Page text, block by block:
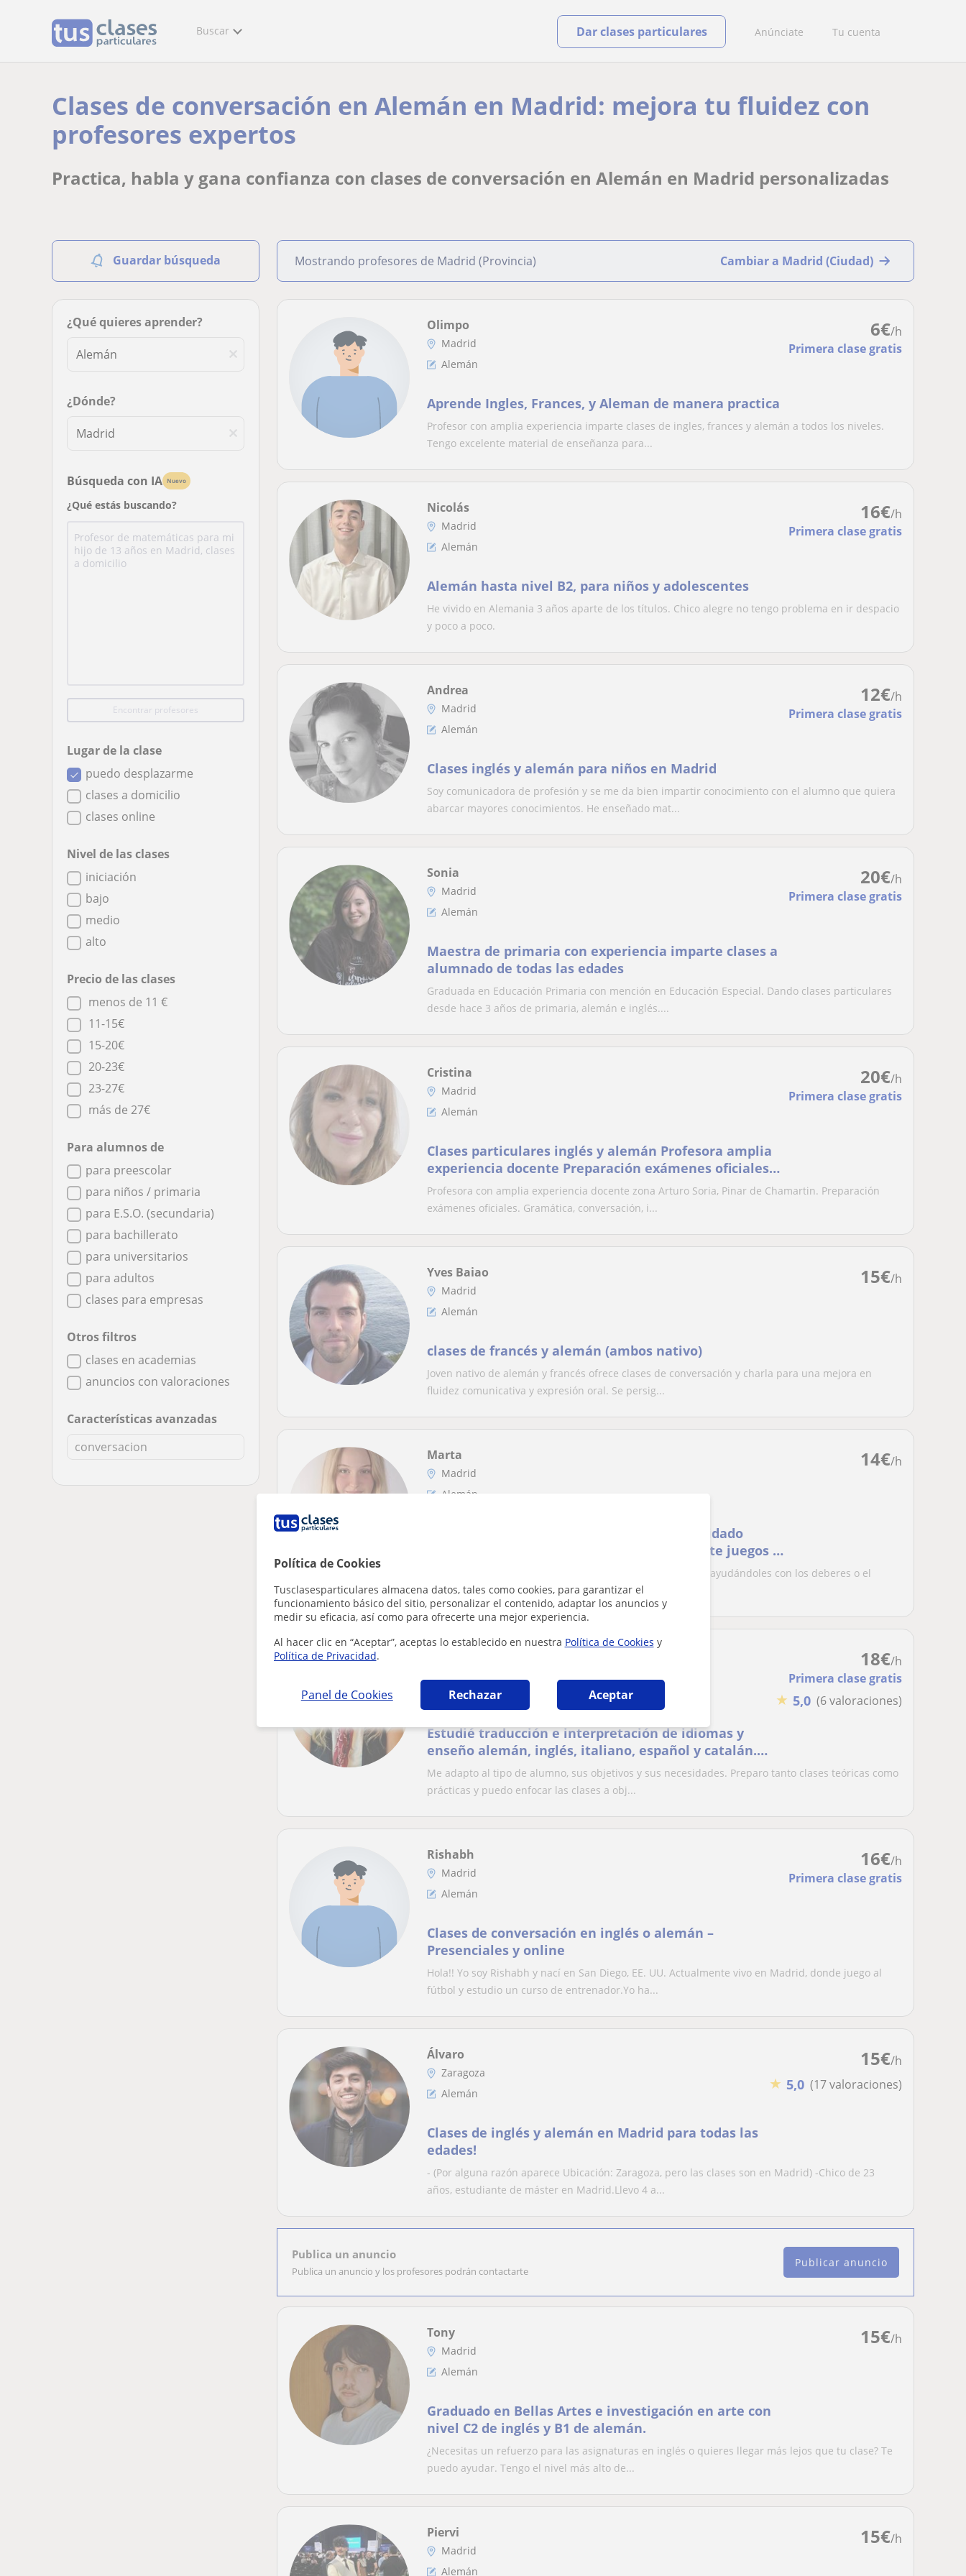
Política de Cookies
Tusclasesparticulares almacena datos, tales como cookies, para garantizar el
funcionamiento básico del sitio, personalizar el contenido, adaptar los anuncios y
medir su eficacia, así como para ofrecerte una mejor experiencia.
Al hacer clic en “Aceptar”, aceptas lo establecido en nuestra Política de Cookies y
Política de Privacidad.
Panel de Cookies Rechazar Aceptar
Buscar Anúnciate Tu cuenta
Dar clases particulares
Clases de conversación en Alemán en Madrid: mejora tu fluidez con
profesores expertos
Practica, habla y gana confianza con clases de conversación en Alemán en Madrid personalizadas
Guardar búsqueda
¿Qué quieres aprender?
¿Dónde?
Búsqueda con IA Nuevo
¿Qué estás buscando?
Encontrar profesores
Lugar de la clase
puedo desplazarme
clases a domicilio
clases online
Nivel de las clases
iniciación
bajo
medio
alto
Precio de las clases
menos de 11 €
11-15€
15-20€
20-23€
23-27€
más de 27€
Para alumnos de
para preescolar
para niños / primaria
para E.S.O. (secundaria)
para bachillerato
para universitarios
para adultos
clases para empresas
Otros filtros
clases en academias
anuncios con valoraciones
Características avanzadas
Mostrando profesores de Madrid (Provincia) Cambiar a Madrid (Ciudad)
6€/h
Primera clase gratis
Olimpo
Madrid
Alemán
Aprende Ingles, Frances, y Aleman de manera practica
Profesor con amplia experiencia imparte clases de ingles, frances y alemán a todos los niveles.
Tengo excelente material de enseñanza para...
16€/h
Primera clase gratis
Nicolás
Madrid
Alemán
Alemán hasta nivel B2, para niños y adolescentes
He vivido en Alemania 3 años aparte de los títulos. Chico alegre no tengo problema en ir despacio
y poco a poco.
12€/h
Primera clase gratis
Andrea
Madrid
Alemán
Clases inglés y alemán para niños en Madrid
Soy comunicadora de profesión y se me da bien impartir conocimiento con el alumno que quiera
abarcar mayores conocimientos. He enseñado mat...
20€/h
Primera clase gratis
Sonia
Madrid
Alemán
Maestra de primaria con experiencia imparte clases a
alumnado de todas las edades
Graduada en Educación Primaria con mención en Educación Especial. Dando clases particulares
desde hace 3 años de primaria, alemán e inglés....
20€/h
Primera clase gratis
Cristina
Madrid
Alemán
Clases particulares inglés y alemán Profesora amplia
experiencia docente Preparación exámenes oficiales
Refuerzo bilingüismo
Profesora con amplia experiencia docente zona Arturo Soria, Pinar de Chamartin. Preparación
exámenes oficiales. Gramática, conversación, i...
15€/h
Yves Baiao
Madrid
Alemán
clases de francés y alemán (ambos nativo)
Joven nativo de alemán y francés ofrece clases de conversación y charla para una mejora en
fluidez comunicativa y expresión oral. Se persig...
14€/h
Marta
Madrid
Alemán
Persona responsable y cariñosa. Ofrezco cuidado
infantil y clases en inglés y alemán mediante juegos y
Tengo experiencia cuidando a niños de distintas edades y ayudándoles con los deberes o el
aprendizaje de idiomas. Hablo inglés y alemán con...
18€/h
Primera clase gratis
★ 5,0 (6 valoraciones)
Alemán
Estudié traducción e interpretación de idiomas y
enseño alemán, inglés, italiano, español y catalán.
Llevo 10 años dando clases.
Me adapto al tipo de alumno, sus objetivos y sus necesidades. Preparo tanto clases teóricas como
prácticas y puedo enfocar las clases a obj...
16€/h
Primera clase gratis
Rishabh
Madrid
Alemán
Clases de conversación en inglés o alemán –
Presenciales y online
Hola!! Yo soy Rishabh y nací en San Diego, EE. UU. Actualmente vivo en Madrid, donde juego al
fútbol y estudio un curso de entrenador.Yo ha...
15€/h
★ 5,0 (17 valoraciones)
Álvaro
Zaragoza
Alemán
Clases de inglés y alemán en Madrid para todas las
edades!
- (Por alguna razón aparece Ubicación: Zaragoza, pero las clases son en Madrid) -Chico de 23
años, estudiante de máster en Madrid.Llevo 4 a...
Publica un anuncio
Publica un anuncio y los profesores podrán contactarte
Publicar anuncio
15€/h
Tony
Madrid
Alemán
Graduado en Bellas Artes e investigación en arte con
nivel C2 de inglés y B1 de alemán.
¿Necesitas un refuerzo para las asignaturas en inglés o quieres llegar más lejos que tu clase? Te
puedo ayudar. Tengo el nivel más alto de...
15€/h
Piervi
Madrid
Alemán